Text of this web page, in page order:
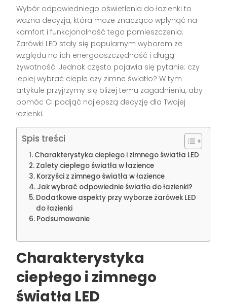
Wybór odpowiedniego oświetlenia do łazienki to
ważna decyzja, która może znacząco wpłynąć na
komfort i funkcjonalność tego pomieszczenia.
Żarówki LED stały się popularnym wyborem ze
względu na ich energooszczędność i długą
żywotność. Jednak często pojawia się pytanie: czy
lepiej wybrać ciepłe czy zimne światło? W tym
artykule przyjrzymy się bliżej temu zagadnieniu, aby
pomóc Ci podjąć najlepszą decyzję dla Twojej
łazienki.
Spis treści
Charakterystyka ciepłego i zimnego światła LED
Zalety ciepłego światła w łazience
Korzyści z zimnego światła w łazience
Jak wybrać odpowiednie światło do łazienki?
Dodatkowe aspekty przy wyborze żarówek LED
do łazienki
Podsumowanie
Charakterystyka
ciepłego i zimnego
światła LED